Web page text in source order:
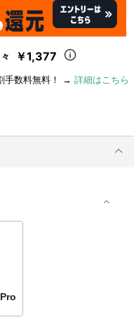
￥1,377
手数料無料！ → 詳細はこちら